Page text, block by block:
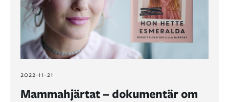
2022-11-21
Mammahjärtat – dokumentär om